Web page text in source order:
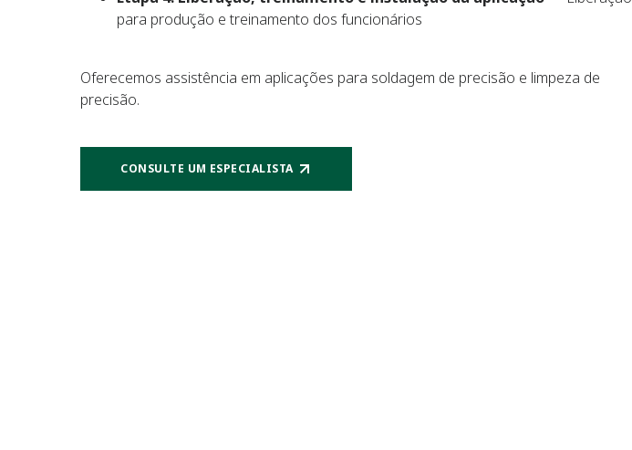
para produção e treinamento dos funcionários
Oferecemos assistência em aplicações para soldagem de precisão e limpeza de
precisão.
CONSULTE UM ESPECIALISTA